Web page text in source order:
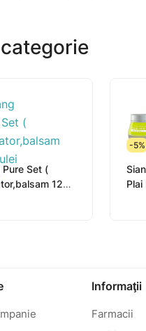
Pure Set (
12g,
-5%
Plai
Informaţii
Farmacii